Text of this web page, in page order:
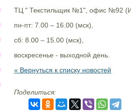
ТЦ " Текстильщик №1", офис №92
пн-пт: 7.00 – 16.00 (мск),
сб: 8.00 – 15.00 (мск),
воскресенье - выходной день.
« Вернуться к списку новостей
Поделиться: